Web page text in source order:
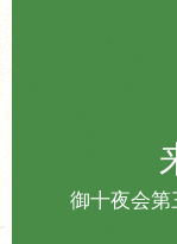
御十夜会第